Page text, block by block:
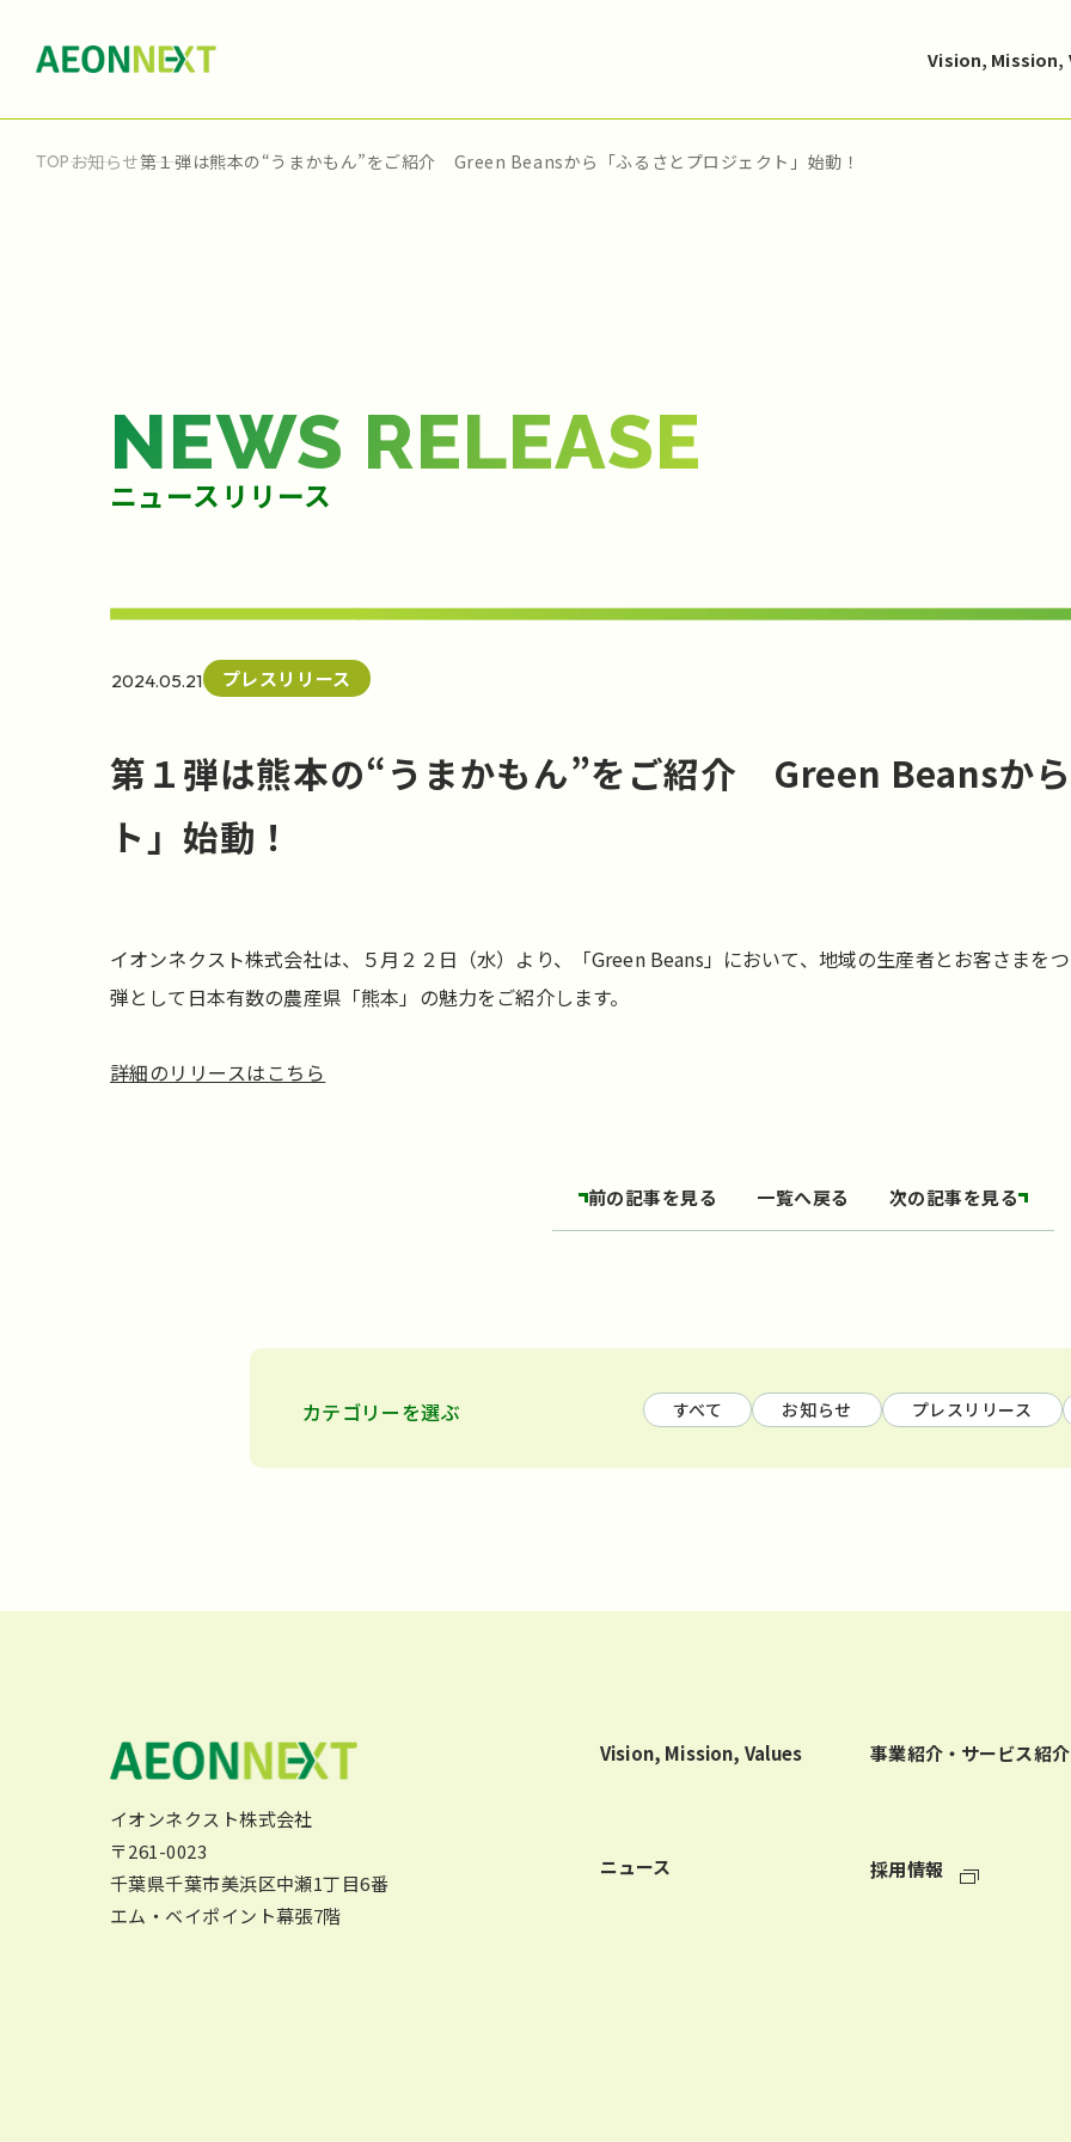
Vision, Mission,
NEWS RELEASE
ニュースリリース
TOPお知らせ第１弾は熊本の“うまかもん”をご紹介 Green Beansから「ふるさとプロジェクト」始動！
2024.05.21 プレスリリース
第１弾は熊本の“うまかもん”をご紹介 Green Beansか
ト」始動！
イオンネクスト株式会社は、５月２２日（水）より、「Green Beans」において、地域の生産者とお客さまを
弾として日本有数の農産県「熊本」の魅力をご紹介します。
詳細のリリースはこちら
前の記事を見る 一覧へ戻る 次の記事を見る
カテゴリーを選ぶ すべて お知らせ プレスリリース
イオンネクスト株式会社
〒261-0023
千葉県千葉市美浜区中瀬1丁目6番
エム・ベイポイント幕張7階
Vision, Mission, Values 事業紹介・サービス紹介
ニュース 採用情報